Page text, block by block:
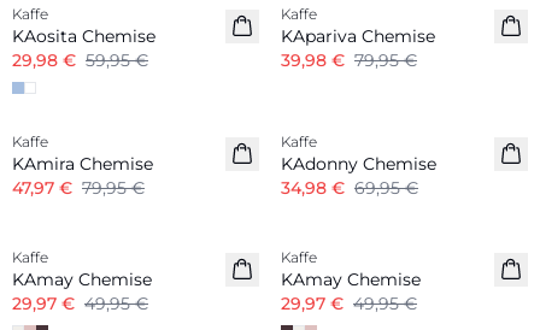
Kaffe
KAosita Chemise
29,98 € 59,95 €
Kaffe
KApariva Chemise
39,98 € 79,95 €
-40%
Kaffe
KAmira Chemise
47,97 € 79,95 €
Kaffe
KAdonny Chemise
34,98 € 69,95 €
Kaffe
KAmay Chemise
29,97 € 49,95 €
Kaffe
KAmay Chemise
29,97 € 49,95 €